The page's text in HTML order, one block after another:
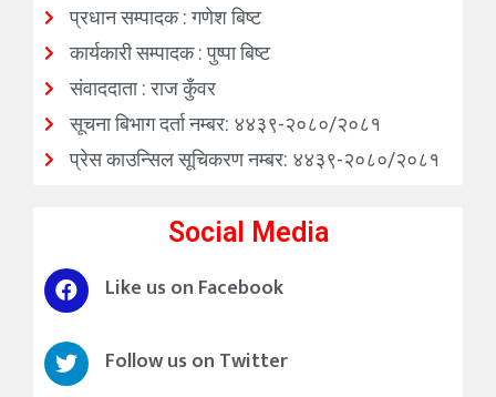
प्रधान सम्पादक : गणेश बिष्ट
कार्यकारी सम्पादक : पुष्पा बिष्ट
संवाददाता : राज कुँवर
सूचना बिभाग दर्ता नम्बर: ४४३९-२०८०/२०८१
प्रेस काउन्सिल सूचिकरण नम्बर: ४४३९-२०८०/२०८१
Social Media
Like us on Facebook
Follow us on Twitter